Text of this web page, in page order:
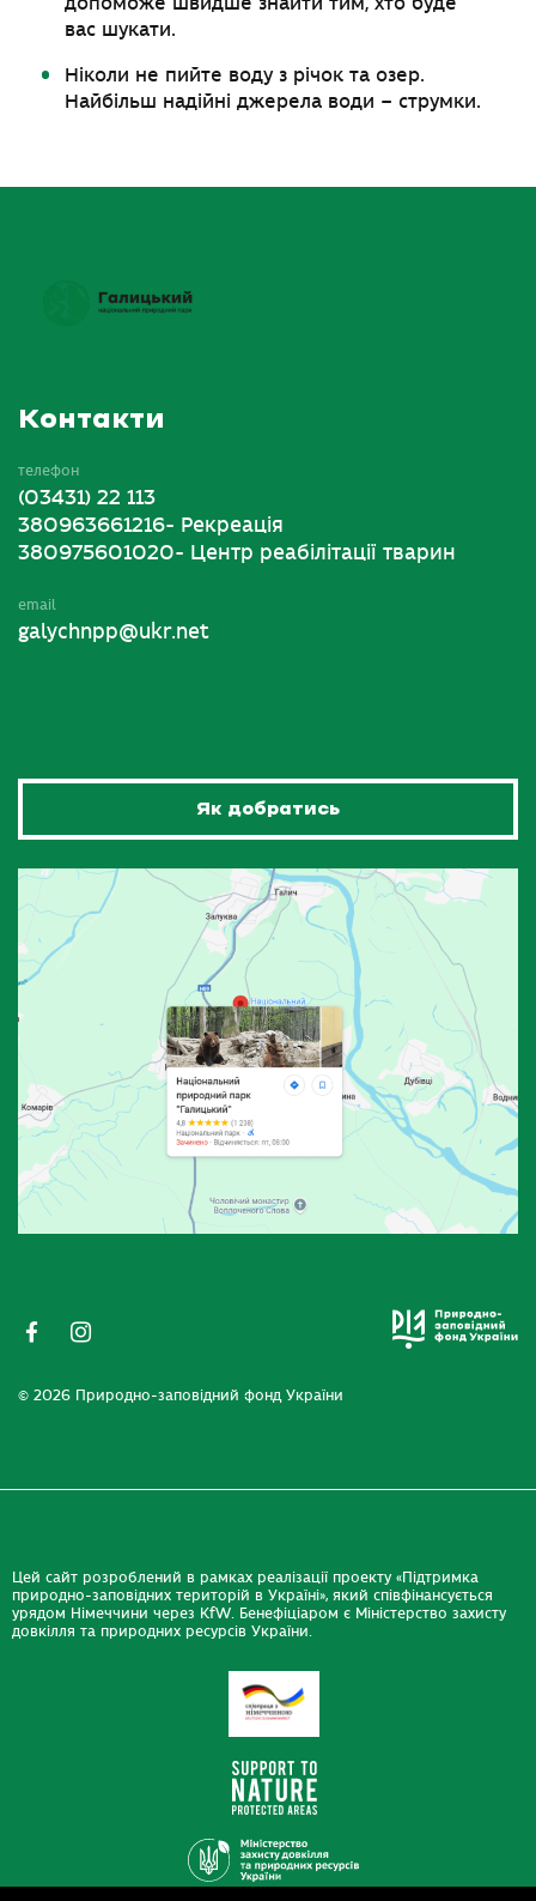
вас шукати.
Ніколи не пийте воду з річок та озер.
Найбільш надійні джерела води – струмки.
Контакти
телефон
(03431) 22 113
380963661216- Рекреація
380975601020- Центр реабілітації тварин
email
galychnpp@ukr.net
Як добратись
© 2026 Природно-заповідний фонд України
Цей сайт розроблений в рамках реалізації проекту «Підтримка
природно-заповідних територій в Україні», який співфінансується
урядом Німеччини через KfW. Бенефіціаром є Міністерство захисту
довкілля та природних ресурсів України.